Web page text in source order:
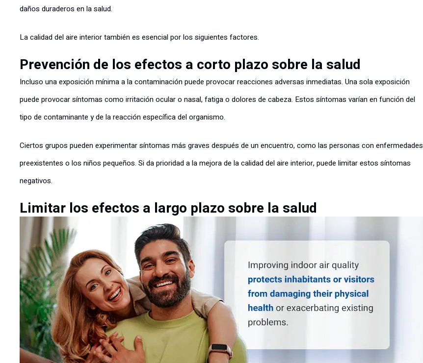
daños duraderos en la salud.
La calidad del aire interior también es esencial por los siguientes factores.
Prevención de los efectos a corto plazo sobre la salud
Incluso una exposición mínima a la contaminación puede provocar reacciones adversas inmediatas. Una sola exposición
puede provocar síntomas como irritación ocular o nasal, fatiga o dolores de cabeza. Estos síntomas varían en función del
tipo de contaminante y de la reacción específica del organismo.
Ciertos grupos pueden experimentar síntomas más graves después de un encuentro, como las personas con enfermedades
preexistentes o los niños pequeños. Si da prioridad a la mejora de la calidad del aire interior, puede limitar estos síntomas
negativos.
Limitar los efectos a largo plazo sobre la salud